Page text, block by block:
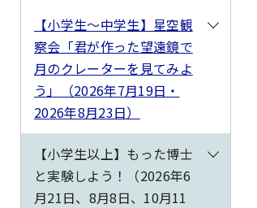
【小学生～中学生】星空観
察会「君が作った望遠鏡で
月のクレーターを見てみよ
う」（2026年7月19日・
2026年8月23日）
【小学生以上】もった博士
と実験しよう！（2026年6
月21日、8月8日、10月11